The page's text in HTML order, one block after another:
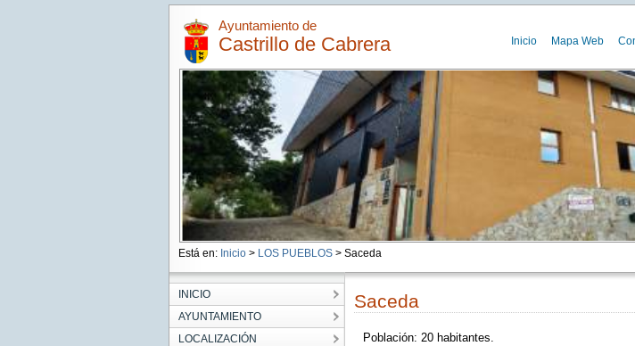
Ayuntamiento de
Castrillo de Cabrera Inicio Mapa Web
Está en: Inicio > LOS PUEBLOS> Saceda
INICIO
AYUNTAMIENTO
LOCALIZACIÓN
Saceda
Población: 20 habitantes.